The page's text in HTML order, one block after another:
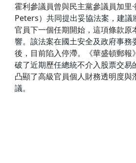
霍利參議員曾與民主黨參議員加里
Peters）共同提出妥協法案，建議
官員下一個任期開始，這項條款原
響。該法案在國土安全及政府事務
後，目前陷入停滯。《華盛頓郵報
破了近期歷任總統不介入股票交易
凸顯了高級官員個人財務透明度與
議。